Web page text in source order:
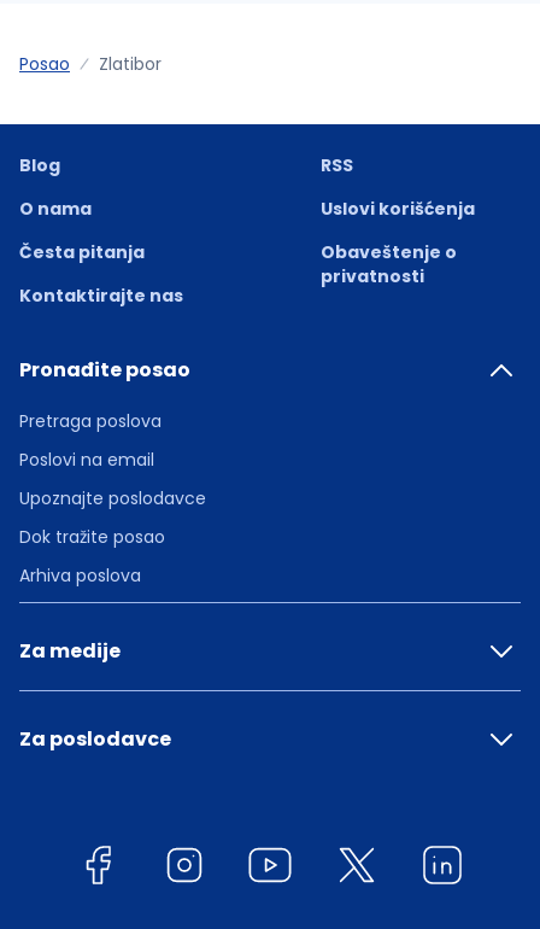
Posao Zlatibor
Blog
O nama
Česta pitanja
Kontaktirajte nas
RSS
Uslovi korišćenja
Obaveštenje o
privatnosti
Pronađite posao
Pretraga poslova
Poslovi na email
Upoznajte poslodavce
Dok tražite posao
Arhiva poslova
Za medije
Za poslodavce